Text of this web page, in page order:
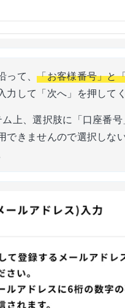
って、「お客様番号」と
力して「次へ」を押してく
上、選択肢に「口座番
できませんので選択しな